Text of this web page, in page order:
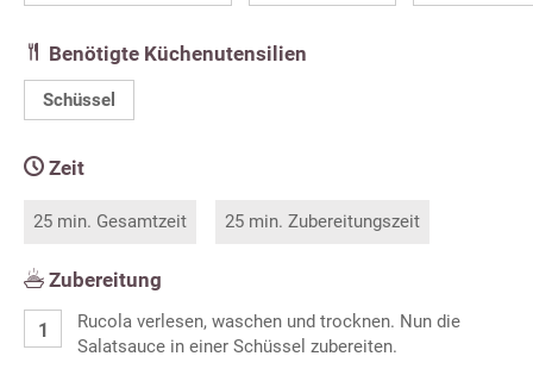
Benötigte Küchenutensilien
Schüssel
Zeit
25 min. Gesamtzeit 25 min. Zubereitungszeit
Zubereitung
Rucola verlesen, waschen und trocknen. Nun die
Salatsauce in einer Schüssel zubereiten.